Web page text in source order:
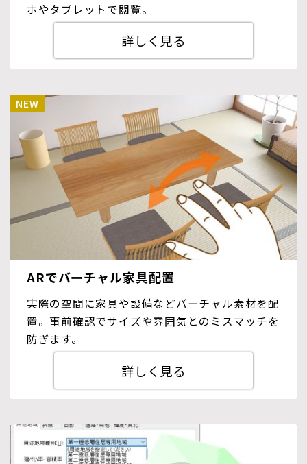
ホやタブレットで閲覧。
詳しく見る
ARでバーチャル家具配置
実際の空間に家具や設備などバーチャル素材を配
置。事前確認でサイズや雰囲気とのミスマッチを
防ぎます。
詳しく見る